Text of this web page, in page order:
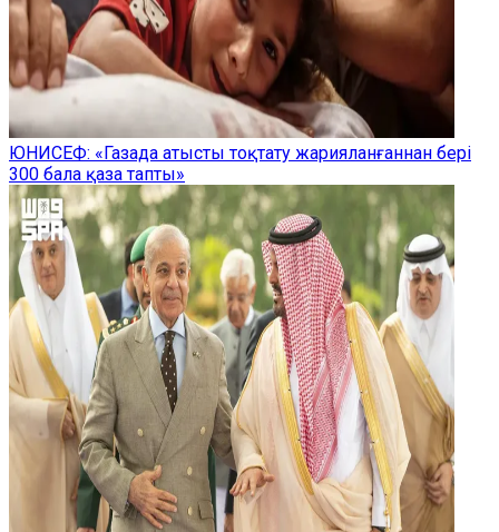
ЮНИСЕФ: «Газада атысты тоқтату жарияланғаннан бері
300 бала қаза тапты»